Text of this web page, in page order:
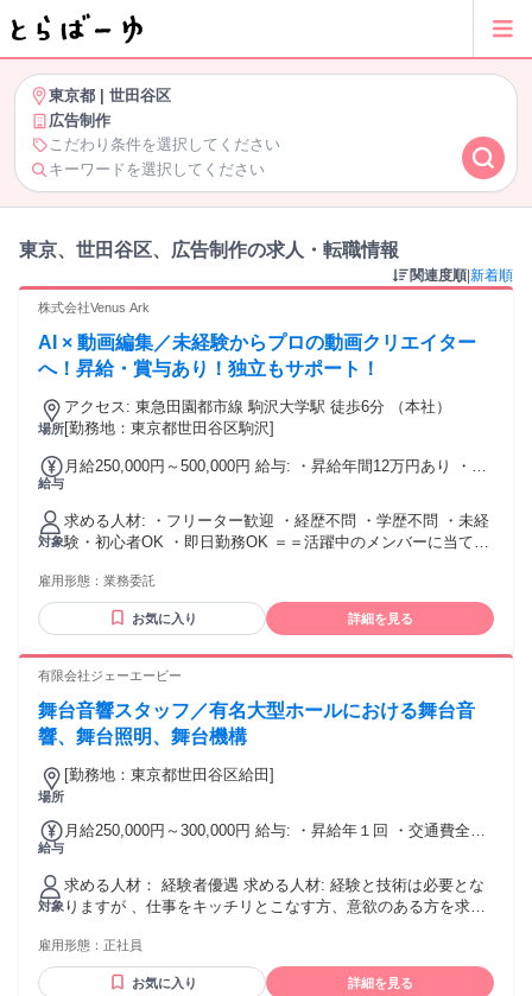
東京都
世田谷区
広告制作
こだわり条件を選択してください
キーワードを選択してください
東京、世田谷区、広告制作の求人・転職情報
関連度順 新着順
株式会社Venus Ark
AI × 動画編集／未経験からプロの動画クリエイター
へ！昇給・賞与あり！独立もサポート！
場所
アクセス: 東急田園都市線 駒沢大学駅 徒歩6分 （本社）
[勤務地：東京都世田谷区駒沢]
給与
月給250,000円～500,000円 給与: ・昇給年間12万円あり ・賞
対象
求める人材: ・フリーター歓迎 ・経歴不問 ・学歴不問 ・未経
験・初心者OK ・即日勤務OK ＝＝活躍中のメンバーに当ては
ョンが取れる ・受け身でなく積極的に行動できる ・長期的な
目標がある（将来的にはフリーランスを目指していきたい！)
・学び続ける意欲がある ※本求人は未経験者(学習・実務）を
雇用形態： 業務委託
お気に入り 詳細を見る
有限会社ジェーエービー
舞台音響スタッフ／有名大型ホールにおける舞台音
響、舞台照明、舞台機構
場所
[勤務地：東京都世田谷区給田]
給与
月給250,000円～300,000円 給与: ・昇給年１回 ・交通費全額
対象
求める人材： 経験者優遇 求める人材: 経験と技術は必要とな
りますが 、仕事をキッチリとこなす方、意欲のある方を求め
雇用形態： 正社員
お気に入り 詳細を見る